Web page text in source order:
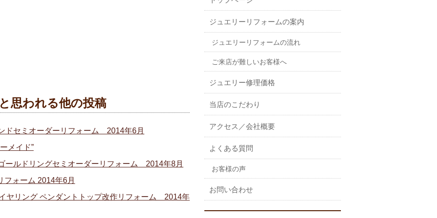
思われる他の投稿
ドセミオーダーリフォーム 2014年6月
メイド”
ールドリングセミオーダーリフォーム 2014年8月
フォーム 2014年6月
ヤリング ペンダントトップ改作リフォーム 2014年
ジュエリーリフォームの案内
ジュエリーリフォームの流れ
ご来店が難しいお客様へ
ジュエリー修理価格
当店のこだわり
アクセス／会社概要
よくある質問
お客様の声
お問い合わせ